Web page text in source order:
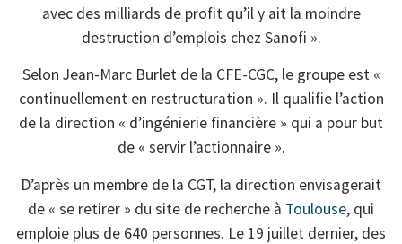
avec des milliards de profit qu’il y ait la moindre
destruction d’emplois chez Sanofi ».
Selon Jean-Marc Burlet de la CFE-CGC, le groupe est «
continuellement en restructuration ». Il qualifie l’action
de la direction « d’ingénierie financière » qui a pour but
de « servir l’actionnaire ».
D’après un membre de la CGT, la direction envisagerait
de « se retirer » du site de recherche à Toulouse, qui
emploie plus de 640 personnes. Le 19 juillet dernier, des